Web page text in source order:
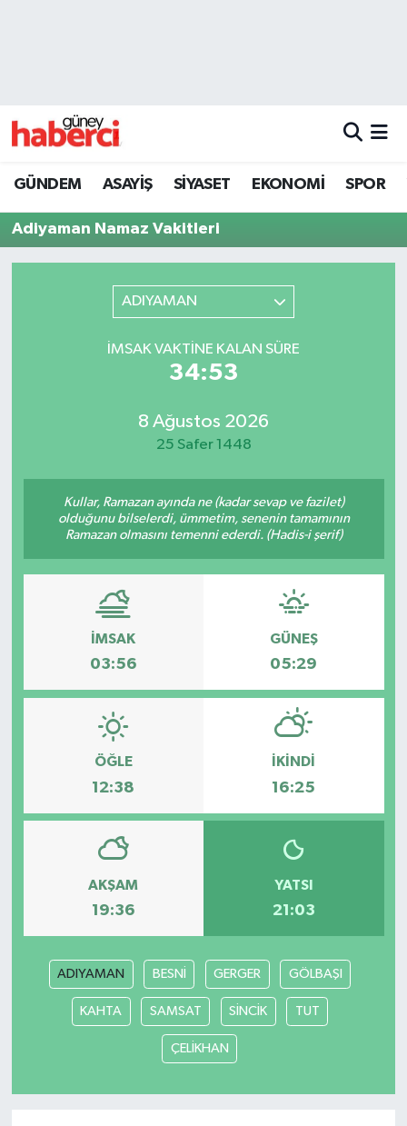
GÜNDEM ASAYİŞ SİYASET EKONOMİ SPOR
Adiyaman Namaz Vakitleri
ADIYAMAN
İMSAK VAKTINE KALAN SÜRE
34:53
8 Ağustos 2026
25 Safer 1448
Kullar, Ramazan ayında ne (kadar sevap ve fazilet)
olduğunu bilselerdi, ümmetim, senenin tamamının
Ramazan olmasını temenni ederdi. (Hadis-i şerif)
İMSAK
03:56
GÜNEŞ
05:29
ÖĞLE
12:38
İKINDI
16:25
AKŞAM
19:36
YATSI
21:03
ADIYAMAN BESNİ GERGER GÖLBAŞI
KAHTA SAMSAT SİNCİK TUT
ÇELİKHAN
Beyoğlu Trafik Yoğunluk Haritası
Haber Arşivi